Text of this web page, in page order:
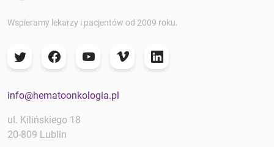
Wspieramy lekarzy i pacjentów od 2009 roku.
info@hematoonkologia.pl
ul. Kilińskiego 18
20-809 Lublin